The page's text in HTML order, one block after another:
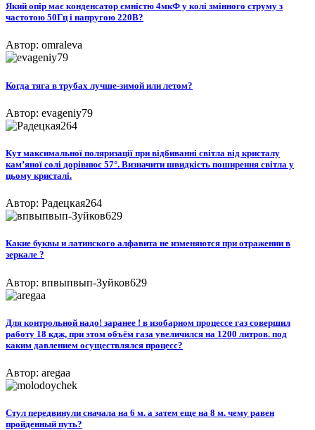
Який опір має конденсатор ємністю 4мкФ у колі змінного струму з
частотою 50Гц і напругою 220В?
Автор: omraleva
Когда тяга в трубах лучше-зимой или летом?
Автор: evageniy79
Кут максимальної поляризації при відбиванні світла від кристалу
кам’яної солі дорівнює 57°. Визначити швидкість поширення світла у
цьому кристалі.
Автор: Радецкая264
Какие буквы и латинского алфавита не изменяются при отражении в
зеркале ?
Автор: впвыпвып-Зуйков629
Для контрольной надо! заранее ! в изобарном процессе газ совершил
работу 18 кдж, при этом объём газа увеличился на 1200 литров. под
каким давлением осуществлялся процесс?
Автор: aregaa
Стул передвинули сначала на 6 м. а затем еще на 8 м. чему равен
пройденный путь?